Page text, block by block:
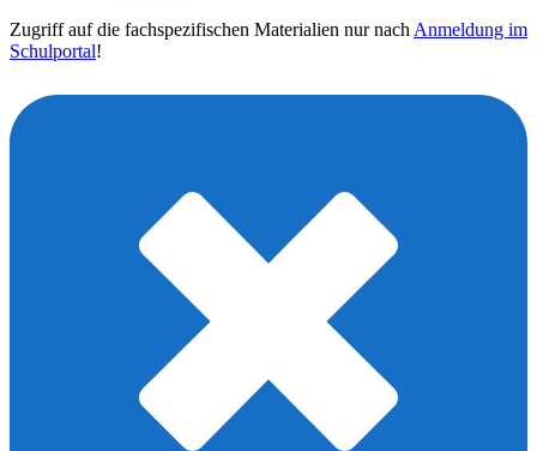
Zugriff auf die fachspezifischen Materialien nur nach Anmeldung im
Schulportal!